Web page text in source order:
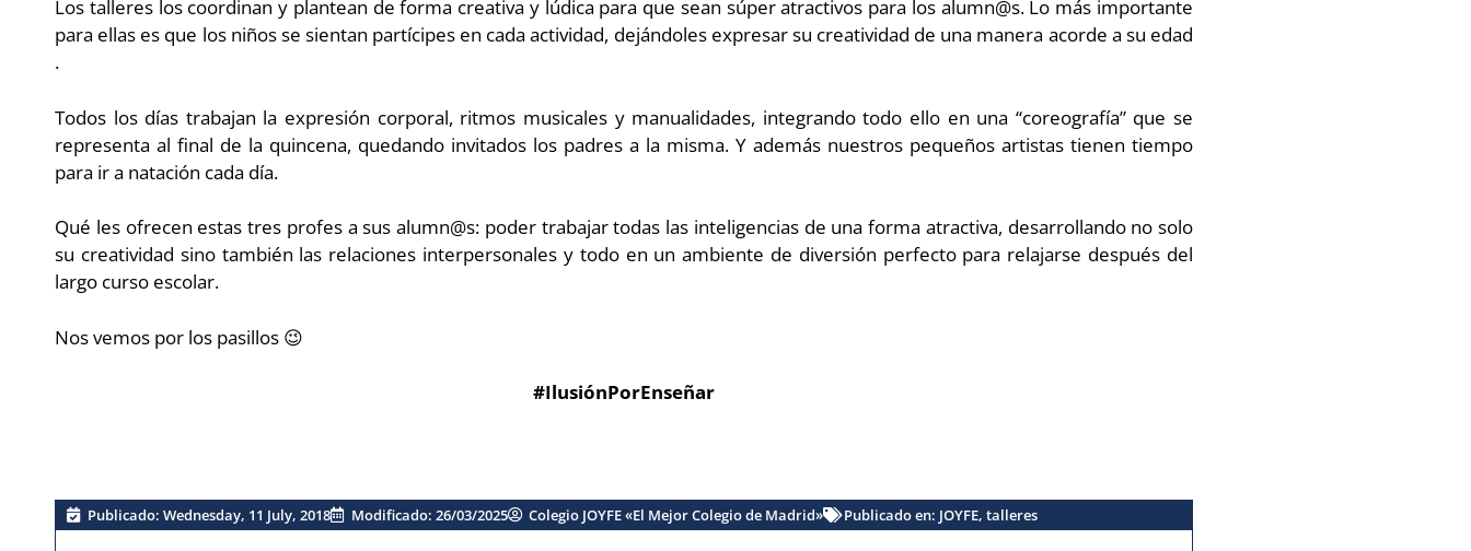
Los talleres los coordinan y plantean de forma creativa y lúdica para que sean súper atractivos para los alumn@s. Lo más importante
para ellas es que los niños se sientan partícipes en cada actividad, dejándoles expresar su creatividad de una manera acorde a su edad​
.
Todos los días trabajan la expresión corporal, ritmos musicales y manualidades, integrando todo ello en una “coreografía” que se
representa al final de la quincena, quedando invitados los padres a la misma. Y además nuestros pequeños artistas tienen tiempo
para ir a natación cada día.
Qué les ofrecen estas tres profes a sus alumn@s: poder trabajar todas las inteligencias de una forma atractiva, desarrollando no solo
su creatividad sino también las relaciones interpersonales y todo en un ambiente de diversión perfecto para relajarse después del
largo curso escolar.
Nos vemos por los pasillos 😉
#IlusiónPorEnseñar
Publicado: Wednesday, 11 July, 2018 Modificado: 26/03/2025 Colegio JOYFE «El Mejor Colegio de Madrid» Publicado en: JOYFE, talleres